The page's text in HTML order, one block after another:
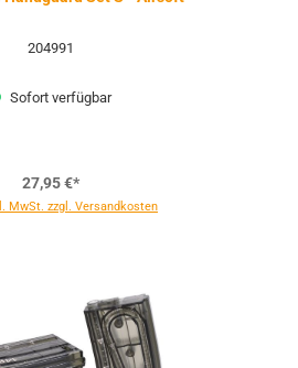
204991
Sofort verfügbar
27,95 €*
MwSt. zzgl. Versandkosten